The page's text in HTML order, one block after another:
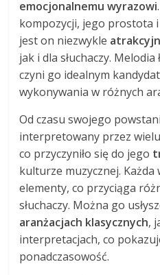
emocjonalnemu wyrazowi
kompozycji, jego prostota
jest on niezwykle
jak i dla słuchaczy.
czyni go idealnym
wykonywania w różnych
Od czasu swojego
interpretowany przez
co przyczyniło się do jego
kulturze muzycznej.
elementy, co przyciąga
słuchaczy. Można go
aranżacjach klasycznych,
interpretacjach, co
ponadczasowość.